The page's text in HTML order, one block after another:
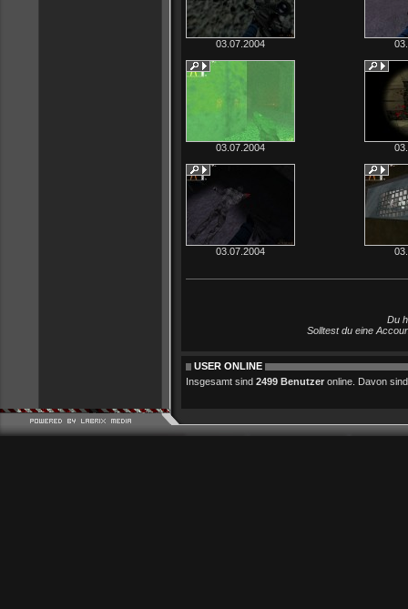
03.07.2004
03.07.2004
03.07.2004
Du
Solltest du eine
USER ONLINE
Insgesamt sind 2499 Benutzer online. Davon